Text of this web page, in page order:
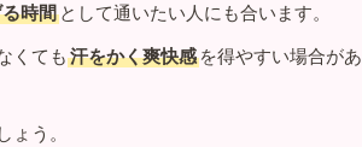
時間 として通いたい人にも合います。
くても 汗をかく爽快感 を得やすい場合があ
う。